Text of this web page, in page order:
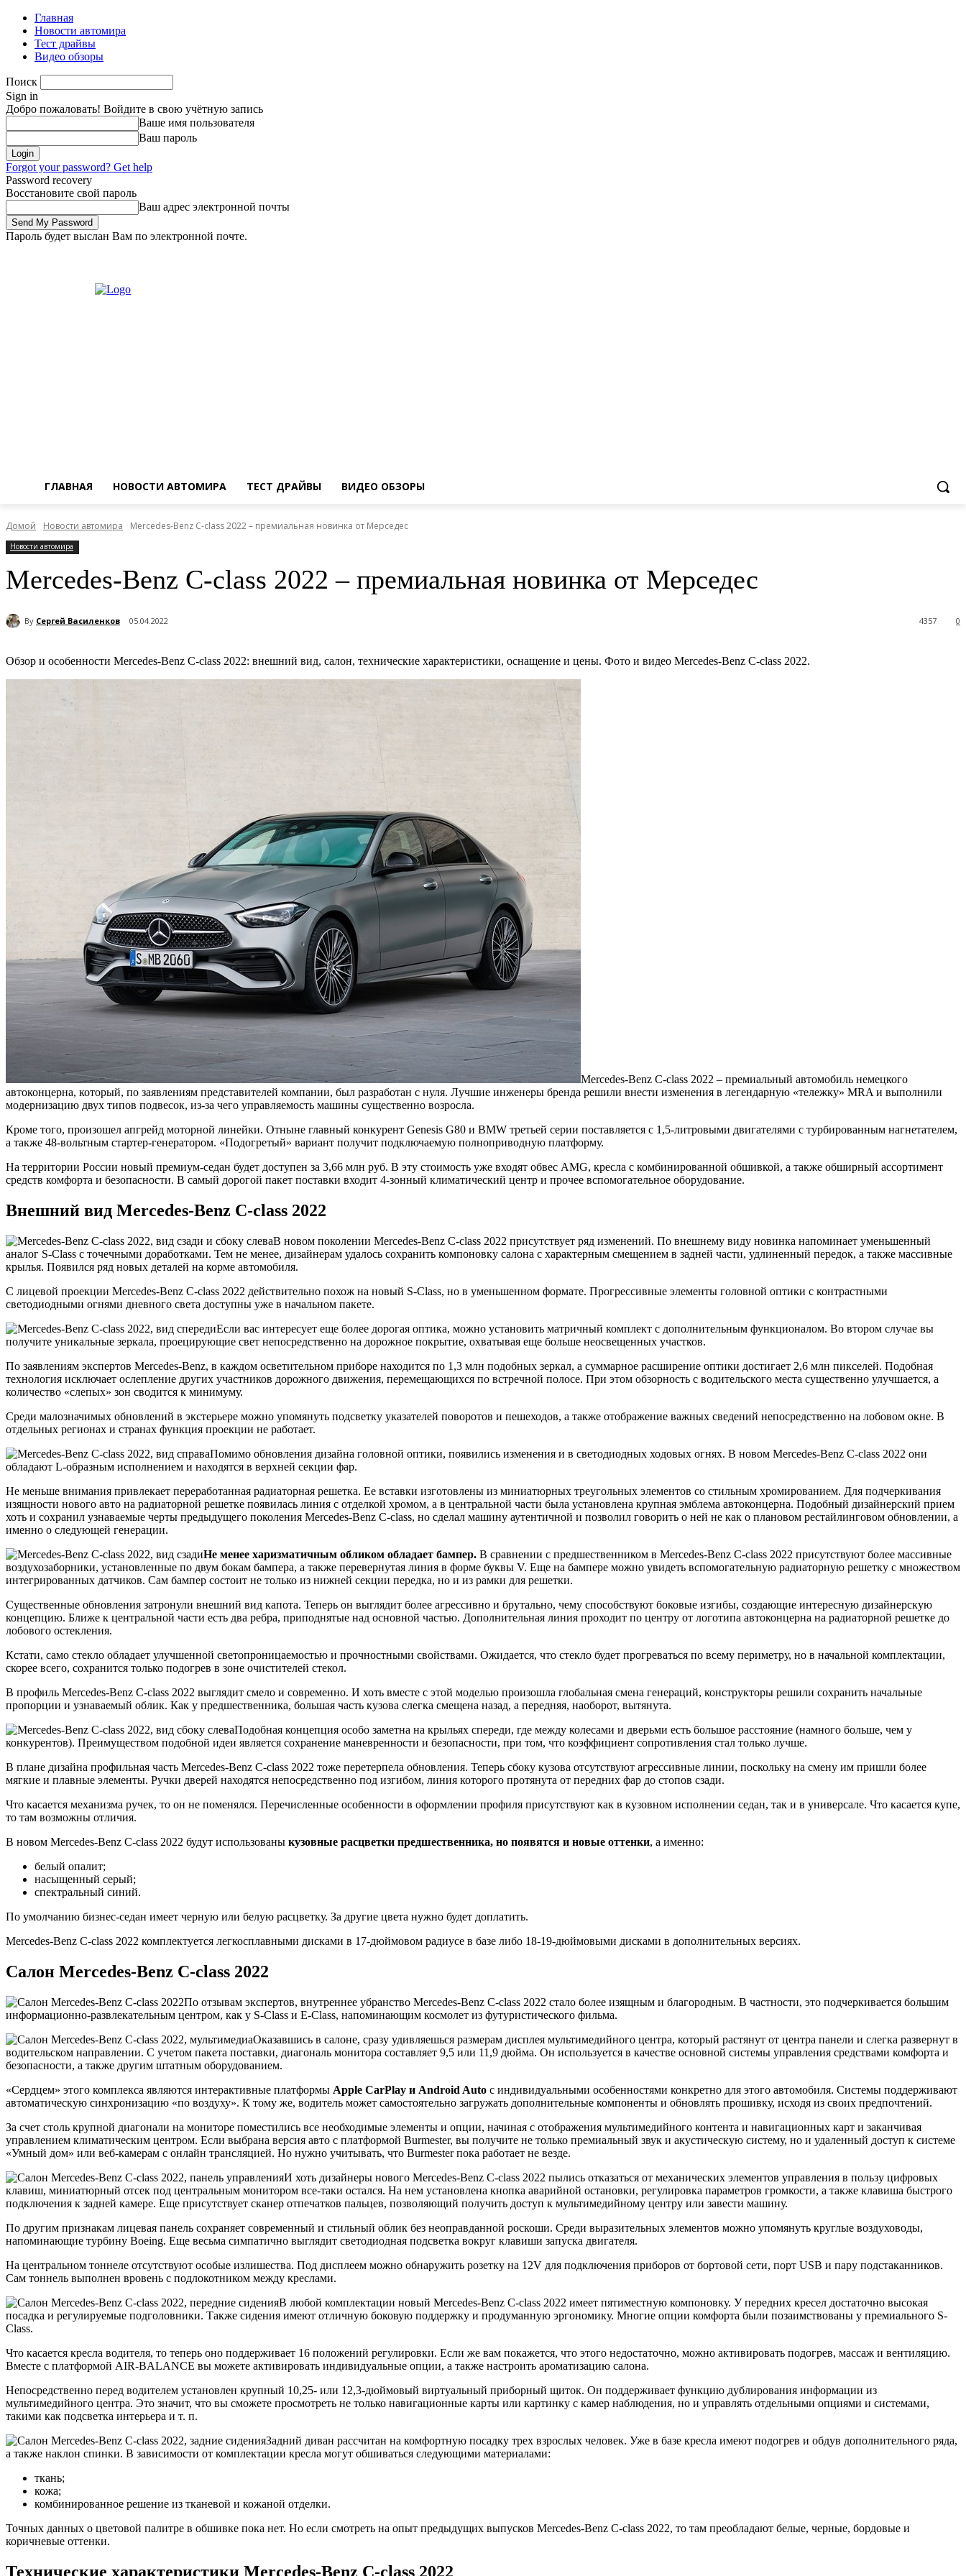
Главная
Новости автомира
Тест драйвы
Видео обзоры
Поиск
Sign in
Добро пожаловать! Войдите в свою учётную запись
Ваше имя пользователя
Ваш пароль
Forgot your password? Get help
Password recovery
Восстановите свой пароль
Ваш адрес электронной почты
Пароль будет выслан Вам по электронной почте.
ГЛАВНАЯ НОВОСТИ АВТОМИРА ТЕСТ ДРАЙВЫ ВИДЕО ОБЗОРЫ
Домой Новости автомира Mercedes-Benz C-class 2022 – премиальная новинка от Мерседес
Новости автомира
Mercedes-Benz C-class 2022 – премиальная новинка от Мерседес
By Сергей Василенков 05.04.2022 0
4357
Обзор и особенности Mercedes-Benz C-class 2022: внешний вид, салон, технические характеристики, оснащение и цены. Фото и видео Mercedes-Benz C-class 2022.
Mercedes-Benz C-class 2022 – премиальный автомобиль немецкого
автоконцерна, который, по заявлениям представителей компании, был разработан с нуля. Лучшие инженеры бренда решили внести изменения в легендарную «тележку» MRA и выполнили
модернизацию двух типов подвесок, из-за чего управляемость машины существенно возросла.
Кроме того, произошел апгрейд моторной линейки. Отныне главный конкурент Genesis G80 и BMW третьей серии поставляется с 1,5-литровыми двигателями с турбированным нагнетателем,
а также 48-вольтным стартер-генератором. «Подогретый» вариант получит подключаемую полноприводную платформу.
На территории России новый премиум-седан будет доступен за 3,66 млн руб. В эту стоимость уже входят обвес AMG, кресла с комбинированной обшивкой, а также обширный ассортимент
средств комфорта и безопасности. В самый дорогой пакет поставки входит 4-зонный климатический центр и прочее вспомогательное оборудование.
Внешний вид Mercedes-Benz C-class 2022
В новом поколении Mercedes-Benz C-class 2022 присутствует ряд изменений. По внешнему виду новинка напоминает уменьшенный
аналог S-Class с точечными доработками. Тем не менее, дизайнерам удалось сохранить компоновку салона с характерным смещением в задней части, удлиненный передок, а также массивные
крылья. Появился ряд новых деталей на корме автомобиля.
С лицевой проекции Mercedes-Benz C-class 2022 действительно похож на новый S-Class, но в уменьшенном формате. Прогрессивные элементы головной оптики с контрастными
светодиодными огнями дневного света доступны уже в начальном пакете.
Если вас интересует еще более дорогая оптика, можно установить матричный комплект с дополнительным функционалом. Во втором случае вы
получите уникальные зеркала, проецирующие свет непосредственно на дорожное покрытие, охватывая еще больше неосвещенных участков.
По заявлениям экспертов Mercedes-Benz, в каждом осветительном приборе находится по 1,3 млн подобных зеркал, а суммарное расширение оптики достигает 2,6 млн пикселей. Подобная
технология исключает ослепление других участников дорожного движения, перемещающихся по встречной полосе. При этом обзорность с водительского места существенно улучшается, а
количество «слепых» зон сводится к минимуму.
Среди малозначимых обновлений в экстерьере можно упомянуть подсветку указателей поворотов и пешеходов, а также отображение важных сведений непосредственно на лобовом окне. В
отдельных регионах и странах функция проекции не работает.
Помимо обновления дизайна головной оптики, появились изменения и в светодиодных ходовых огнях. В новом Mercedes-Benz C-class 2022 они
обладают L-образным исполнением и находятся в верхней секции фар.
Не меньше внимания привлекает переработанная радиаторная решетка. Ее вставки изготовлены из миниатюрных треугольных элементов со стильным хромированием. Для подчеркивания
изящности нового авто на радиаторной решетке появилась линия с отделкой хромом, а в центральной части была установлена крупная эмблема автоконцерна. Подобный дизайнерский прием
хоть и сохранил узнаваемые черты предыдущего поколения Mercedes-Benz C-class, но сделал машину аутентичной и позволил говорить о ней не как о плановом рестайлинговом обновлении, а
именно о следующей генерации.
Не менее харизматичным обликом обладает бампер. В сравнении с предшественником в Mercedes-Benz C-class 2022 присутствуют более массивные
воздухозаборники, установленные по двум бокам бампера, а также перевернутая линия в форме буквы V. Еще на бампере можно увидеть вспомогательную радиаторную решетку с множеством
интегрированных датчиков. Сам бампер состоит не только из нижней секции передка, но и из рамки для решетки.
Существенные обновления затронули внешний вид капота. Теперь он выглядит более агрессивно и брутально, чему способствуют боковые изгибы, создающие интересную дизайнерскую
концепцию. Ближе к центральной части есть два ребра, приподнятые над основной частью. Дополнительная линия проходит по центру от логотипа автоконцерна на радиаторной решетке до
лобового остекления.
Кстати, само стекло обладает улучшенной светопроницаемостью и прочностными свойствами. Ожидается, что стекло будет прогреваться по всему периметру, но в начальной комплектации,
скорее всего, сохранится только подогрев в зоне очистителей стекол.
В профиль Mercedes-Benz C-class 2022 выглядит смело и современно. И хоть вместе с этой моделью произошла глобальная смена генераций, конструкторы решили сохранить начальные
пропорции и узнаваемый облик. Как у предшественника, большая часть кузова слегка смещена назад, а передняя, наоборот, вытянута.
Подобная концепция особо заметна на крыльях спереди, где между колесами и дверьми есть большое расстояние (намного больше, чем у
конкурентов). Преимуществом подобной идеи является сохранение маневренности и безопасности, при том, что коэффициент сопротивления стал только лучше.
В плане дизайна профильная часть Mercedes-Benz C-class 2022 тоже перетерпела обновления. Теперь сбоку кузова отсутствуют агрессивные линии, поскольку на смену им пришли более
мягкие и плавные элементы. Ручки дверей находятся непосредственно под изгибом, линия которого протянута от передних фар до стопов сзади.
Что касается механизма ручек, то он не поменялся. Перечисленные особенности в оформлении профиля присутствуют как в кузовном исполнении седан, так и в универсале. Что касается купе,
то там возможны отличия.
В новом Mercedes-Benz C-class 2022 будут использованы кузовные расцветки предшественника, но появятся и новые оттенки, а именно:
белый опалит;
насыщенный серый;
спектральный синий.
По умолчанию бизнес-седан имеет черную или белую расцветку. За другие цвета нужно будет доплатить.
Mercedes-Benz C-class 2022 комплектуется легкосплавными дисками в 17-дюймовом радиусе в базе либо 18-19-дюймовыми дисками в дополнительных версиях.
Салон Mercedes-Benz C-class 2022
По отзывам экспертов, внутреннее убранство Mercedes-Benz C-class 2022 стало более изящным и благородным. В частности, это подчеркивается большим
информационно-развлекательным центром, как у S-Class и E-Class, напоминающим космолет из футуристического фильма.
Оказавшись в салоне, сразу удивляешься размерам дисплея мультимедийного центра, который растянут от центра панели и слегка развернут в
водительском направлении. С учетом пакета поставки, диагональ монитора составляет 9,5 или 11,9 дюйма. Он используется в качестве основной системы управления средствами комфорта и
безопасности, а также другим штатным оборудованием.
«Сердцем» этого комплекса являются интерактивные платформы Apple CarPlay и Android Auto с индивидуальными особенностями конкретно для этого автомобиля. Системы поддерживают
автоматическую синхронизацию «по воздуху». К тому же, водитель может самостоятельно загружать дополнительные компоненты и обновлять прошивку, исходя из своих предпочтений.
За счет столь крупной диагонали на мониторе поместились все необходимые элементы и опции, начиная с отображения мультимедийного контента и навигационных карт и заканчивая
управлением климатическим центром. Если выбрана версия авто с платформой Burmester, вы получите не только премиальный звук и акустическую систему, но и удаленный доступ к системе
«Умный дом» или веб-камерам с онлайн трансляцией. Но нужно учитывать, что Burmester пока работает не везде.
И хоть дизайнеры нового Mercedes-Benz C-class 2022 пылись отказаться от механических элементов управления в пользу цифровых
клавиш, миниатюрный отсек под центральным монитором все-таки остался. На нем установлена кнопка аварийной остановки, регулировка параметров громкости, а также клавиша быстрого
подключения к задней камере. Еще присутствует сканер отпечатков пальцев, позволяющий получить доступ к мультимедийному центру или завести машину.
По другим признакам лицевая панель сохраняет современный и стильный облик без неоправданной роскоши. Среди выразительных элементов можно упомянуть круглые воздуховоды,
напоминающие турбину Boeing. Еще весьма симпатично выглядит светодиодная подсветка вокруг клавиши запуска двигателя.
На центральном тоннеле отсутствуют особые излишества. Под дисплеем можно обнаружить розетку на 12V для подключения приборов от бортовой сети, порт USB и пару подстаканников.
Сам тоннель выполнен вровень с подлокотником между креслами.
В любой комплектации новый Mercedes-Benz C-class 2022 имеет пятиместную компоновку. У передних кресел достаточно высокая
посадка и регулируемые подголовники. Также сидения имеют отличную боковую поддержку и продуманную эргономику. Многие опции комфорта были позаимствованы у премиального S-
Class.
Что касается кресла водителя, то теперь оно поддерживает 16 положений регулировки. Если же вам покажется, что этого недостаточно, можно активировать подогрев, массаж и вентиляцию.
Вместе с платформой AIR-BALANCE вы можете активировать индивидуальные опции, а также настроить ароматизацию салона.
Непосредственно перед водителем установлен крупный 10,25- или 12,3-дюймовый виртуальный приборный щиток. Он поддерживает функцию дублирования информации из
мультимедийного центра. Это значит, что вы сможете просмотреть не только навигационные карты или картинку с камер наблюдения, но и управлять отдельными опциями и системами,
такими как подсветка интерьера и т. п.
Задний диван рассчитан на комфортную посадку трех взрослых человек. Уже в базе кресла имеют подогрев и обдув дополнительного ряда,
а также наклон спинки. В зависимости от комплектации кресла могут обшиваться следующими материалами:
ткань;
кожа;
комбинированное решение из тканевой и кожаной отделки.
Точных данных о цветовой палитре в обшивке пока нет. Но если смотреть на опыт предыдущих выпусков Mercedes-Benz C-class 2022, то там преобладают белые, черные, бордовые и
коричневые оттенки.
Технические характеристики Mercedes-Benz C-class 2022